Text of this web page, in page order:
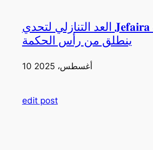
العد التنازلي لتحدي 𝐉𝐞𝐟𝐚𝐢𝐫𝐚 𝟒𝐱𝟒
ينطلق من رأس الحكمة
10 أغسطس، 2025
edit post